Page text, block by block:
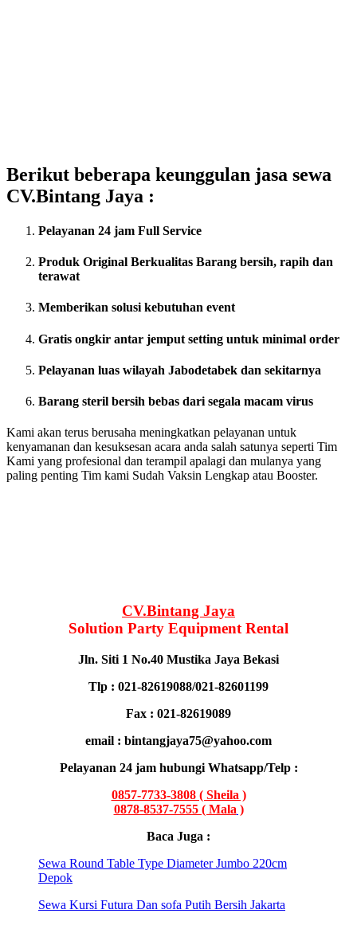
Berikut beberapa keunggulan jasa sewa
CV.Bintang Jaya :
Pelayanan 24 jam Full Service
Produk Original Berkualitas Barang bersih, rapih dan
terawat
Memberikan solusi kebutuhan event
Gratis ongkir antar jemput setting untuk minimal order
Pelayanan luas wilayah Jabodetabek dan sekitarnya
Barang steril bersih bebas dari segala macam virus
Kami akan terus berusaha meningkatkan pelayanan untuk
kenyamanan dan kesuksesan acara anda salah satunya seperti Tim
Kami yang profesional dan terampil apalagi dan mulanya yang
paling penting Tim kami Sudah Vaksin Lengkap atau Booster.
CV.Bintang Jaya
Solution Party Equipment Rental
Jln. Siti 1 No.40 Mustika Jaya Bekasi
Tlp : 021-82619088/021-82601199
Fax : 021-82619089
email : bintangjaya75@yahoo.com
Pelayanan 24 jam hubungi Whatsapp/Telp :
0857-7733-3808 ( Sheila )
0878-8537-7555 ( Mala )
Baca Juga :
Sewa Round Table Type Diameter Jumbo 220cm
Depok
Sewa Kursi Futura Dan sofa Putih Bersih Jakarta